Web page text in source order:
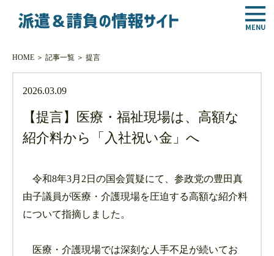
HOME＞ 記事一覧＞ 提言
2026.03.09
【提言】医療・福祉現場は、高額な
紹介料から「入社祝い金」へ
令和8年3月2日の国会質疑にて、参政党の豊田真
由子議員が医療・介護現場を圧迫する高額な紹介料
について指摘しました。
医療・介護現場では深刻な人手不足が続いてお